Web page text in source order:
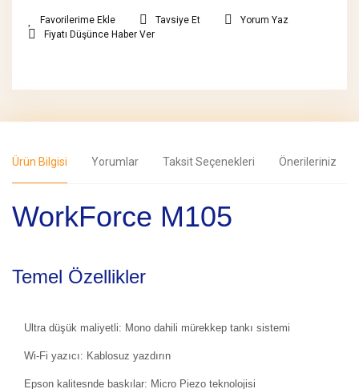
Tavsiye Et
Yorum Yaz
Fiyatı Düşünce Haber Ver
Ürün Bilgisi Yorumlar Taksit Seçenekleri Önerileriniz
WorkForce M105
Temel Özellikler
Ultra düşük maliyetli: Mono dahili mürekkep tankı sistemi
Wi-Fi yazıcı: Kablosuz yazdırın
Epson kalitesnde baskılar: Micro Piezo teknolojisi